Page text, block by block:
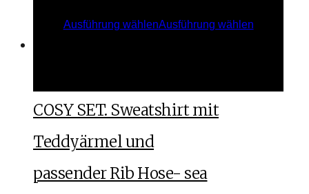
Ausführung wählenAusführung wählen
COSY SET. Sweatshirt mit
Teddyärmel und
passender Rib Hose- sea